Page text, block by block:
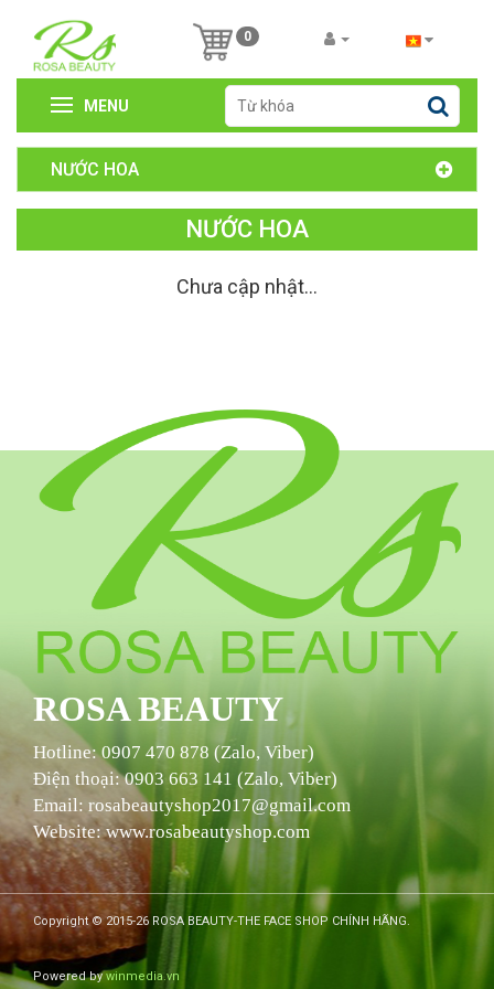
0
MENU
NƯỚC HOA
NƯỚC HOA
Chưa cập nhật...
ROSA BEAUTY
Hotline:0907 470 878 (Zalo, Viber)
Điện thoại: 0903 663 141 (Zalo, Viber)
Email: rosabeautyshop2017@gmail.com
Website: www.rosabeautyshop.com
Copyright © 2015-26 ROSA BEAUTY-THE FACE SHOP CHÍNH HÃNG.
Powered bywinmedia.vn